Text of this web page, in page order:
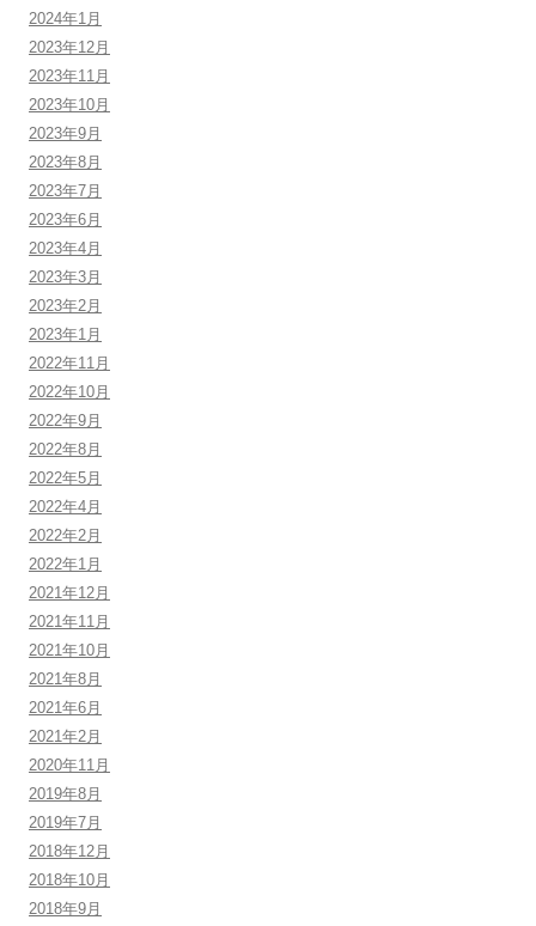
2024年1月
2023年12月
2023年11月
2023年10月
2023年9月
2023年8月
2023年7月
2023年6月
2023年4月
2023年3月
2023年2月
2023年1月
2022年11月
2022年10月
2022年9月
2022年8月
2022年5月
2022年4月
2022年2月
2022年1月
2021年12月
2021年11月
2021年10月
2021年8月
2021年6月
2021年2月
2020年11月
2019年8月
2019年7月
2018年12月
2018年10月
2018年9月